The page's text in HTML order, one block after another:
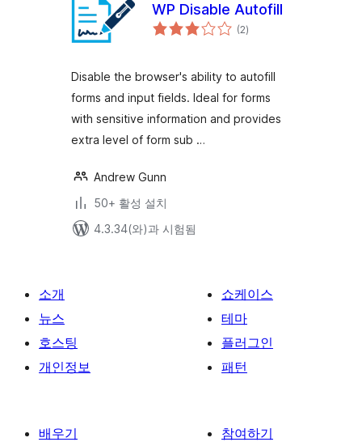
WP Disable Autofill
(2전
체)
Disable the browser's ability to autofill
forms and input fields. Ideal for forms
with sensitive information and provides
extra level of form sub …
Andrew Gunn
50+ 활성 설치
4.3.34(와)과 시험됨
소개
뉴스
호스팅
개인정보
쇼케이스
테마
플러그인
패턴
배우기
참여하기